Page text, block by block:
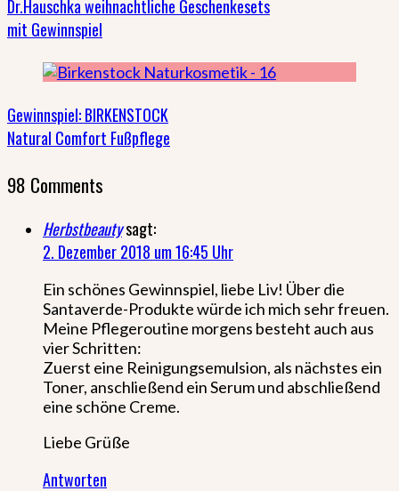
Dr.Hauschka weihnachtliche Geschenkesets
mit Gewinnspiel
Gewinnspiel: BIRKENSTOCK
Natural Comfort Fußpflege
98 Comments
Herbstbeautysagt:
2. Dezember 2018 um 16:45 Uhr
Ein schönes Gewinnspiel, liebe Liv! Über die
Santaverde-Produkte würde ich mich sehr freuen.
Meine Pflegeroutine morgens besteht auch aus
vier Schritten:
Zuerst eine Reinigungsemulsion, als nächstes ein
Toner, anschließend ein Serum und abschließend
eine schöne Creme.
Liebe Grüße
Antworten